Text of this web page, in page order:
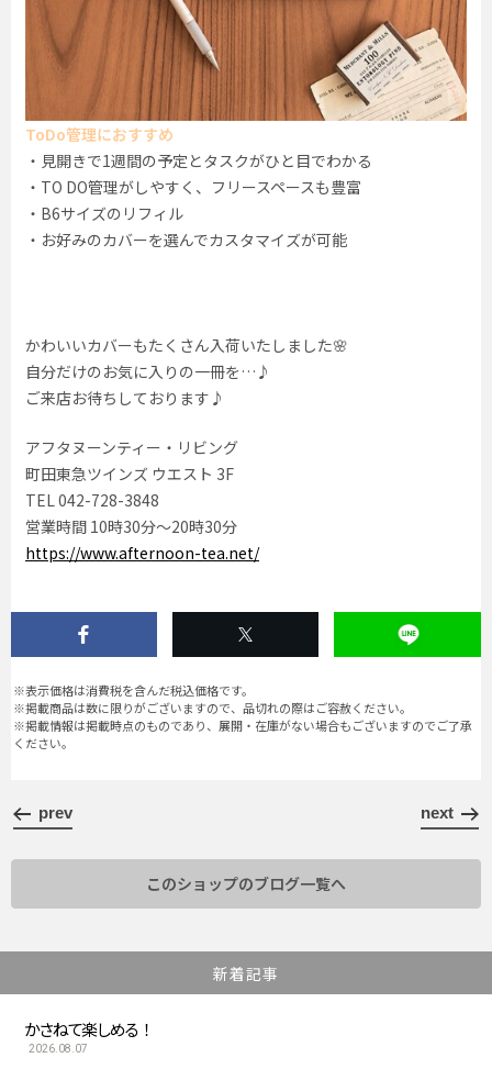
ToDo管理におすすめ
・見開きで1週間の予定とタスクがひと目でわかる
・TO DO管理がしやすく、フリースペースも豊富
・B6サイズのリフィル
・お好みのカバーを選んでカスタマイズが可能
かわいいカバーもたくさん入荷いたしました🌸
自分だけのお気に入りの一冊を…♪
ご来店お待ちしております♪
アフタヌーンティー・リビング
町田東急ツインズ ウエスト 3F
TEL 042-728-3848
営業時間 10時30分〜20時30分
https://www.afternoon-tea.net/
※表示価格は消費税を含んだ税込価格です。
※掲載商品は数に限りがございますので、品切れの際はご容赦ください。
※掲載情報は掲載時点のものであり、展開・在庫がない場合もございますのでご了承
ください。
prev next
このショップのブログ一覧へ
新着記事
かさねて楽しめる！
2026.08.07